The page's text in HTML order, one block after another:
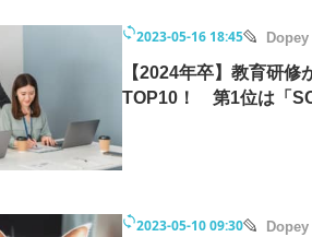
2023-05-16 18:45 Dopey
【2024年卒】教育研
TOP10！ 第1位は「
2023-05-10 09:30 Dopey